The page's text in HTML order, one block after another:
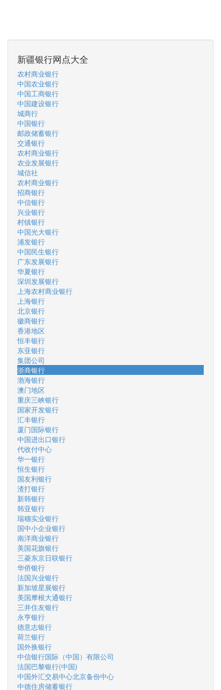
新疆银行网点大全
农村商业银行
中国农业银行
中国工商银行
中国建设银行
城商行
中国银行
邮政储蓄银行
交通银行
农村商业银行
农业发展银行
城信社
农村商业银行
招商银行
中信银行
兴业银行
村镇银行
中国光大银行
浦发银行
中国民生银行
广东发展银行
华夏银行
深圳发展银行
上海农村商业银行
上海银行
北京银行
徽商银行
香港地区
恒丰银行
东亚银行
集团公司
浙商银行
渤海银行
澳门地区
重庆三峡银行
国家开发银行
汇丰银行
厦门国际银行
中国进出口银行
代收付中心
华一银行
恒生银行
国友利银行
渣打银行
新韩银行
韩亚银行
瑞穗实业银行
国中小企业银行
南洋商业银行
美国花旗银行
三菱东京日联银行
华侨银行
法国兴业银行
新加坡星展银行
美国摩根大通银行
三井住友银行
永亨银行
德意志银行
荷兰银行
国外换银行
中信银行国际（中国）有限公司
法国巴黎银行(中国)
中国外汇交易中心北京备份中心
中德住房储蓄银行